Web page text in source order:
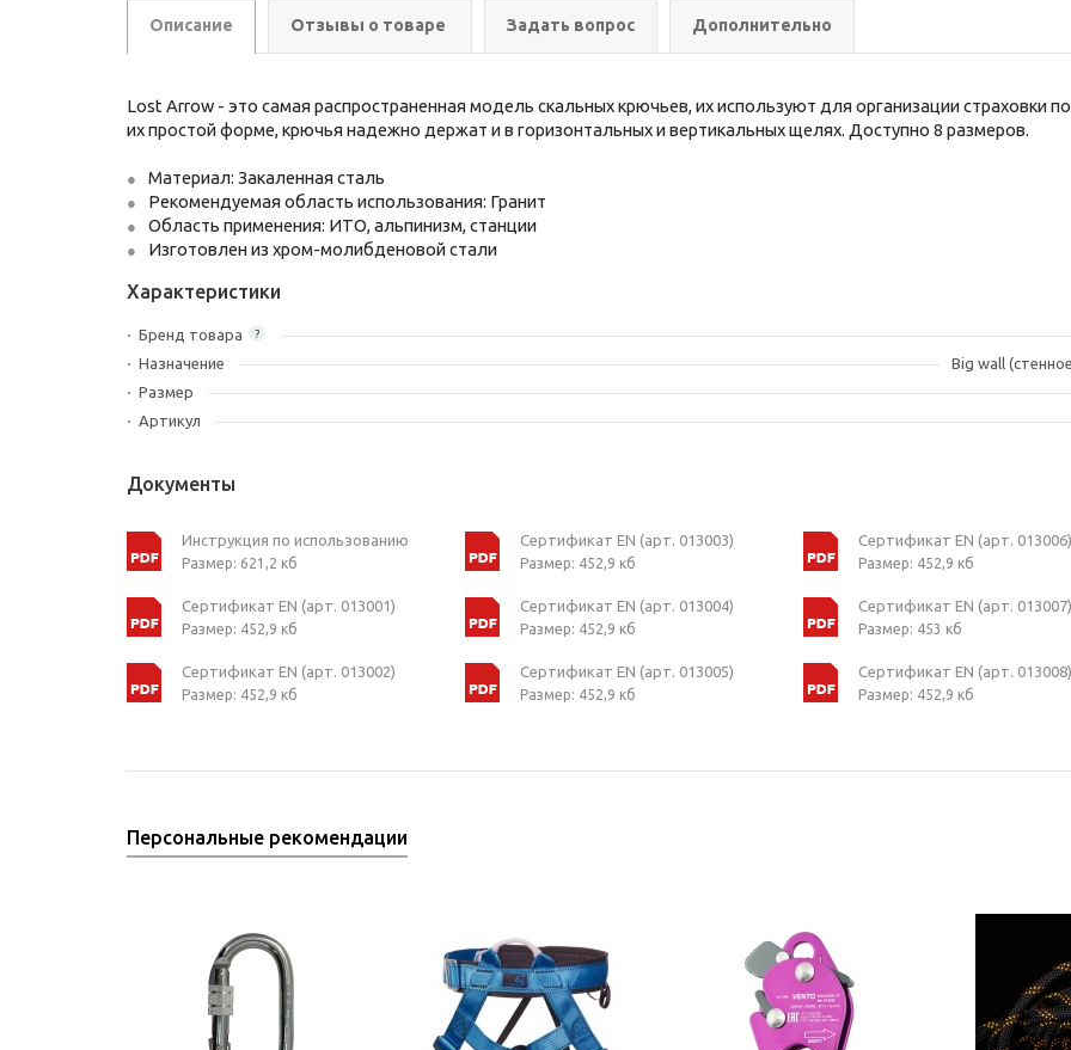
Описание Отзывы о товаре Задать вопрос Дополнительно
Lost Arrow - это самая распространенная модель скальных крючьев, их используют для организации страховки
их простой форме, крючья надежно держат и в горизонтальных и вертикальных щелях. Доступно 8 размеров.
Материал: Закаленная сталь
Рекомендуемая область использования: Гранит
Область применения: ИТО, альпинизм, станции
Изготовлен из хром-молибденовой стали
Характеристики
?
Бренд товара
Назначение
Big wall
Размер
Артикул
Документы
Инструкция по использованию
Размер: 621,2 кб
Сертификат EN (арт. 013001)
Размер: 452,9 кб
Сертификат EN (арт. 013002)
Размер: 452,9 кб
Сертификат EN (арт. 013003)
Размер: 452,9 кб
Сертификат EN (арт. 013004)
Размер: 452,9 кб
Сертификат EN (арт. 013005)
Размер: 452,9 кб
Сертификат EN (арт. 013006)
Размер: 452,9 кб
Сертификат EN (арт. 013007)
Размер: 453 кб
Сертификат EN (арт. 013008)
Размер: 452,9 кб
Персональные рекомендации